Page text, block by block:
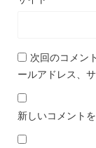
次回のコメン
ールアドレス、
新しいコメント